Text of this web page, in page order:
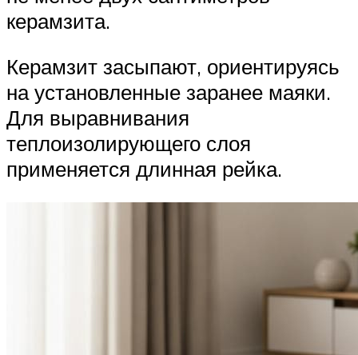
керамзита.
Керамзит засыпают, ориентируясь
на установленные заранее маяки.
Для выравнивания
теплоизолирующего слоя
применяется длинная рейка.